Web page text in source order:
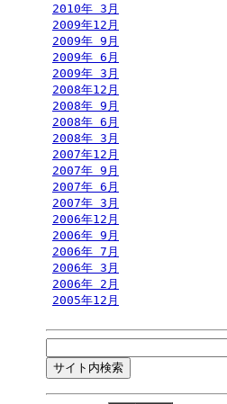
2010年 3月
2009年12月
2009年 9月
2009年 6月
2009年 3月
2008年12月
2008年 9月
2008年 6月
2008年 3月
2007年12月
2007年 9月
2007年 6月
2007年 3月
2006年12月
2006年 9月
2006年 7月
2006年 3月
2006年 2月
2005年12月